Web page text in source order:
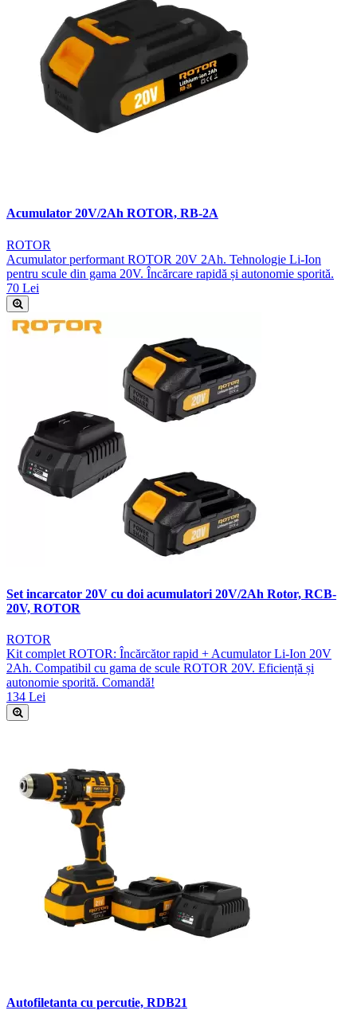
Acumulator 20V/2Ah ROTOR, RB-2A
ROTOR
Acumulator performant ROTOR 20V 2Ah. Tehnologie Li-Ion
pentru scule din gama 20V. Încărcare rapidă și autonomie sporită.
70 Lei
Set incarcator 20V cu doi acumulatori 20V/2Ah Rotor, RCB-
20V, ROTOR
ROTOR
Kit complet ROTOR: Încărcător rapid + Acumulator Li-Ion 20V
2Ah. Compatibil cu gama de scule ROTOR 20V. Eficiență și
autonomie sporită. Comandă!
134 Lei
Autofiletanta cu percutie, RDB21